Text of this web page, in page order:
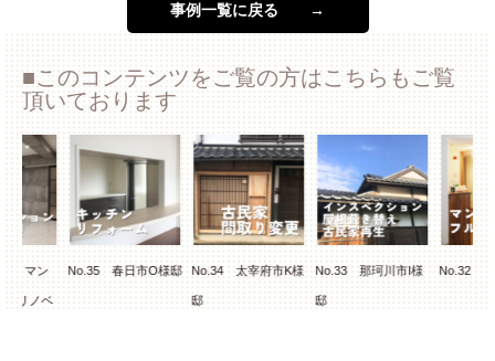
事例一覧に戻る →
このコンテンツをご覧の方はこちらもご覧
頂いております
No.35 春日市O様邸 No.34 太宰府市K様
邸
No.33 那珂川市I様
邸
No.32 春日市M